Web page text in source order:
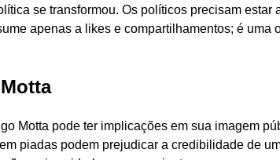
se transformou. Os políticos precisam estar
apenas a likes e compartilhamentos; é uma
Motta pode ter implicações em sua imagem
piadas podem prejudicar a credibilidade de